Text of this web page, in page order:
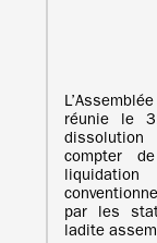
réunie le
compter
par les
ladite